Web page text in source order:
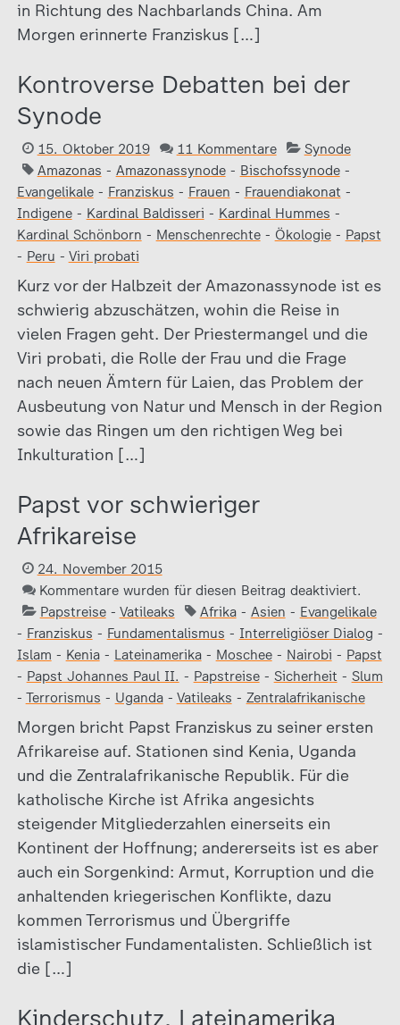
in Richtung des Nachbarlands China. Am
Morgen erinnerte Franziskus […]
Kontroverse Debatten bei der
Synode
15. Oktober 2019 11 Kommentare
Synode
Amazonas - Amazonassynode- Bischofssynode-
Evangelikale- Franziskus - Frauen - Frauendiakonat -
Indigene- Kardinal Baldisseri - Kardinal Hummes -
Kardinal Schönborn - Menschenrechte- Ökologie- Papst
- Peru - Viri probati
Kurz vor der Halbzeit der Amazonassynode ist es
schwierig abzuschätzen, wohin die Reise in
vielen Fragen geht. Der Priestermangel und die
Viri probati, die Rolle der Frau und die Frage
nach neuen Ämtern für Laien, das Problem der
Ausbeutung von Natur und Mensch in der Region
sowie das Ringen um den richtigen Weg bei
Inkulturation […]
Papst vor schwieriger
Afrikareise
24. November 2015
Kommentare wurden für diesen Beitrag deaktiviert.
Papstreise- Vatileaks Afrika- Asien - Evangelikale
- Franziskus - Fundamentalismus - Interreligiöser Dialog -
Islam - Kenia- Lateinamerika- Moschee- Nairobi - Papst
- Papst Johannes Paul II. - Papstreise- Sicherheit - Slum
- Terrorismus - Uganda- Vatileaks - Zentralafrikanische
Morgen bricht Papst Franziskus zu seiner ersten
Afrikareise auf. Stationen sind Kenia, Uganda
und die Zentralafrikanische Republik. Für die
katholische Kirche ist Afrika angesichts
steigender Mitgliederzahlen einerseits ein
Kontinent der Hoffnung; andererseits ist es aber
auch ein Sorgenkind: Armut, Korruption und die
anhaltenden kriegerischen Konflikte, dazu
kommen Terrorismus und Übergriffe
islamistischer Fundamentalisten. Schließlich ist
die […]
Kinderschutz, Lateinamerika